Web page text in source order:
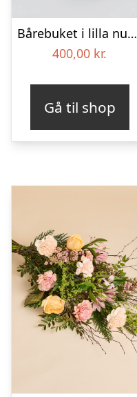
Bårebuket i lilla nuancer – Blomster til begravelse
400,00 kr.
Gå til shop